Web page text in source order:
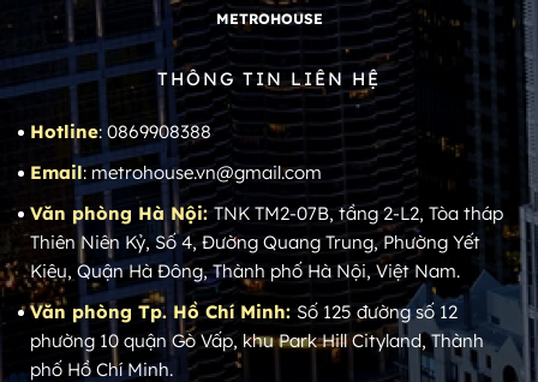
METROHOUSE
THÔNG TIN LIÊN HỆ
Hotline: 0869908388
Email: metrohouse.vn@gmail.com
Văn phòng Hà Nội:TNK TM2-07B, tầng 2-L2, Tòa tháp
Thiên Niên Kỷ, Số 4, Đường Quang Trung, Phường Yết
Kiêu, Quận Hà Đông, Thành phố Hà Nội, Việt Nam.
Văn phòng Tp. Hồ Chí Minh: Số 125 đường số 12
phường 10 quận Gò Vấp, khu Park Hill Cityland, Thành
phố Hồ Chí Minh.